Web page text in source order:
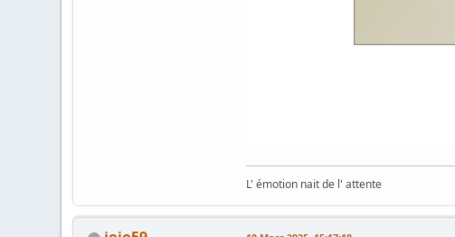
L' émotion nait de l' attente